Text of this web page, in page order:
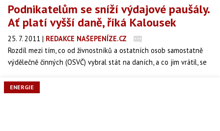
Podnikatelům se sníží výdajové paušály.
Ať platí vyšší daně, říká Kalousek
25. 7. 2011 | REDAKCE NAŠEPENÍZE.CZ
Rozdíl mezi tím, co od živnostníků a ostatních osob samostatně
výdělečně činných (OSVČ) vybral stát na daních, a co jim vrátil, se
proto plánuje OSVČ snížit výdajové paušály. Informují o tom
ENERGIE